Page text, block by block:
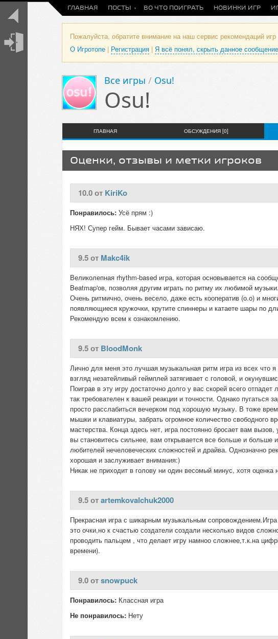
ГЛАВНАЯ ПОСТЫ ВО ЧТО ПОИГРАТЬ НОВИНКИ ИГР
Пожалуйста, обратите внимание на наш сервис рекомендаций игр
О Игротопе | Регистрация | Я всё понял, скрыть данное
Все игры / Osu!
Osu!
ГЛАВНАЯ ОБСУЖДЕНИЯ [0]
Оценки, отзывы и метки игроков
10.0 от KiriKo
Понравилось: Усё прям :)
НЯХ! Супер гейм. Бывает часами зависаю.
9.5 от Makc4ik
Великолепная rhythm-based игра, которая основывается на
Beatmap'ов, позволяя другим играть по ритму их любимой музыки.
Очень ритмично, очень весело, даже есть кооператив (о.о) и
появляющиеся кружочки, крутите спиннеры и катаете шары по
Рекомендую всем к ознакомлению.
9.5 от BloodMonk
Лично для меня это лучшая музыкальная ритм игра из всех что
взгляд незатейливый геймплей затягивает с головой, и
Поиграв в эту игру достаточно долго у вас скорей всего
так требователен к вашей реакции и точности. Однако пугаться
просто расслабиться вечерком под хорошую музыку. В тоже
мышки и клавиатуры, забрать огромное количество свободного
мастерства. Конца здесь нет, игра постоянно бросает вам
вы становитесь сильнее, вам открывается все больше и больше
любителей нечеловеческих сложностей и драйва. Однозначно
хорошая и заслуживает внимания:)
Никак не приходит в голову ни один весомый минус, хотя
9.5 отartemkovalchuk2000
Прекрасная игра с шикарным музыкальным
это очки,но к счастью создатели создали несколько видов
проводить пальцем , что делает игру намноо сложнее,т.к.на
времени).
9.0 отsnowpuck
Понравилось: Классная игра
Не понравилось: Нету